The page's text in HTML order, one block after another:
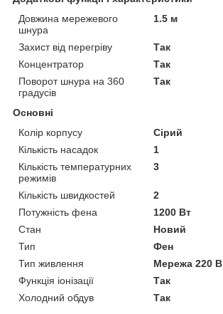
Довжина мережевого
шнура
1.5 м
Захист від перегріву
Так
Концентратор
Так
Поворот шнура на 360
градусів
Так
Основні
Колір корпусу
Сірий
Кількість насадок
1
Кількість температурних
режимів
3
Кількість швидкостей
2
Потужність фена
1200 Вт
Стан
Новий
Тип
Фен
Тип живлення
Мережа 220 В
Функція іонізації
Так
Холодний обдув
Так